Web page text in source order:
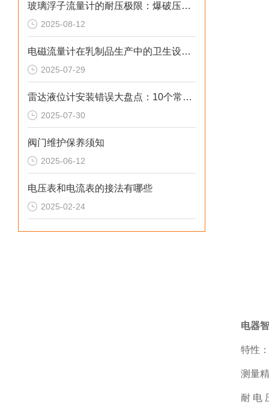
玻璃浮子流量计的耐压极限：爆破压力测试与安全系数解析
2025-08-12
电磁流量计在乳制品生产中的卫生设计与应用
2025-07-29
雷达液位计安装错误大盘点：10个常见问题影响测量精度
2025-07-30
阀门维护保养须知
2025-06-12
电压表和电流表的接法有哪些
2025-02-24
电器
特性
测量
耐